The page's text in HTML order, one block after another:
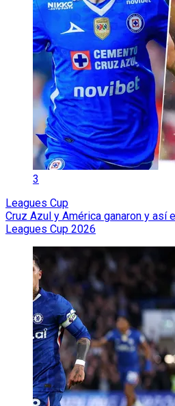
3
Leagues Cup
Cruz Azul y América ganaron y así
Leagues Cup 2026